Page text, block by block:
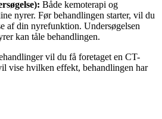
Både kemoterapi og
nyrer. Før behandlingen starter, vil du
af din nyrefunktion. Undersøgelsen
kan tåle behandlingen.
vil du få foretaget en CT-
vise hvilken effekt, behandlingen har